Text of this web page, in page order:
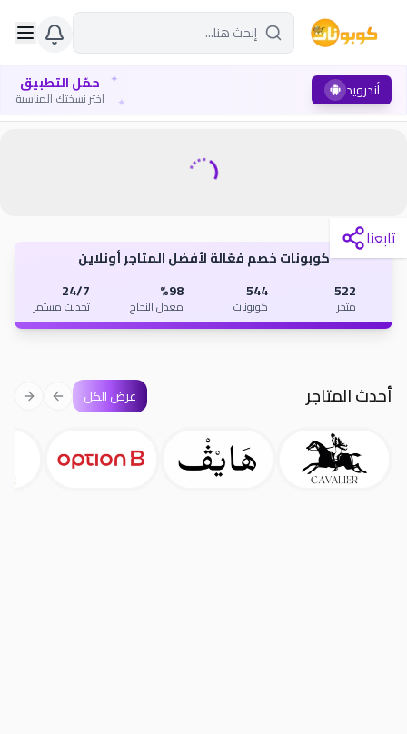
أندرويد حمّل التطبيق
اختر نسختك المناسبة
✦
✦
تابعنا
كوبونات خصم فعّالة لأفضل المتاجر أونلاين
522
متجر
544
كوبونات
%98
معدل النجاح
24/7
تحديث مستمر
أحدث المتاجر عرض الكل slide
slide